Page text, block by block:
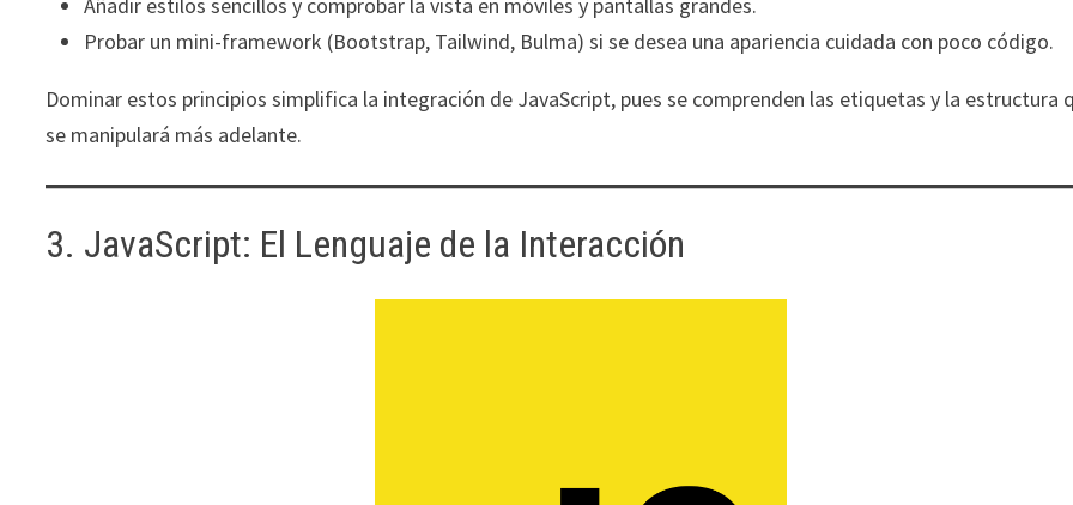
Probar un mini-framework (Bootstrap, Tailwind, Bulma) si se desea una apariencia cuidada con poco código.
Dominar estos principios simplifica la integración de JavaScript, pues se comprenden las etiquetas y la estructura
se manipulará más adelante.
3. JavaScript: El Lenguaje de la Interacción